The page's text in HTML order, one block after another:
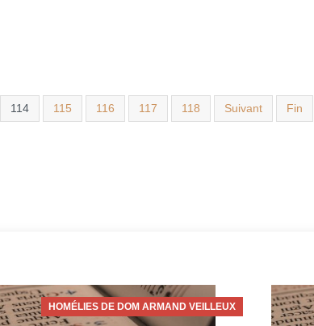
114 115 116 117 118 Suivant Fin
HOMÉLIES DE DOM ARMAND VEILLEUX